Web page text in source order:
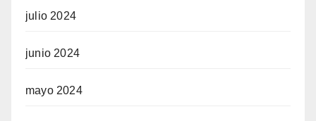
julio 2024
junio 2024
mayo 2024